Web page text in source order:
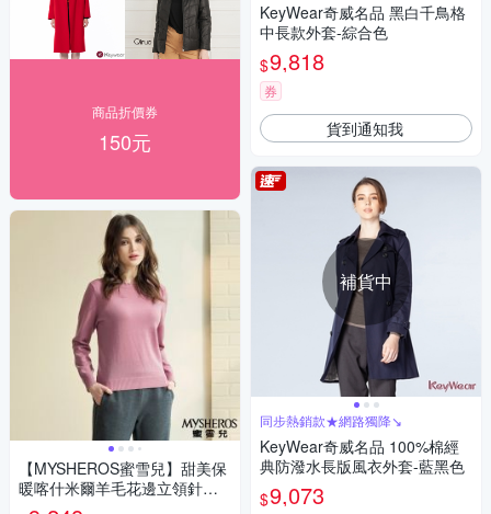
商品折價券
150元
【MYSHEROS蜜雪兒】甜美保
暖喀什米爾羊毛花邊立領針織
毛衣-粉紫
KeyWear奇威名品 黑白千鳥格
中長款外套-綜合色
$9,818
券
貨到通知我
補貨中
同步熱銷款★網路獨降↘
KeyWear奇威名品 100%棉經
典防潑水長版風衣外套-藍黑色
$9,073